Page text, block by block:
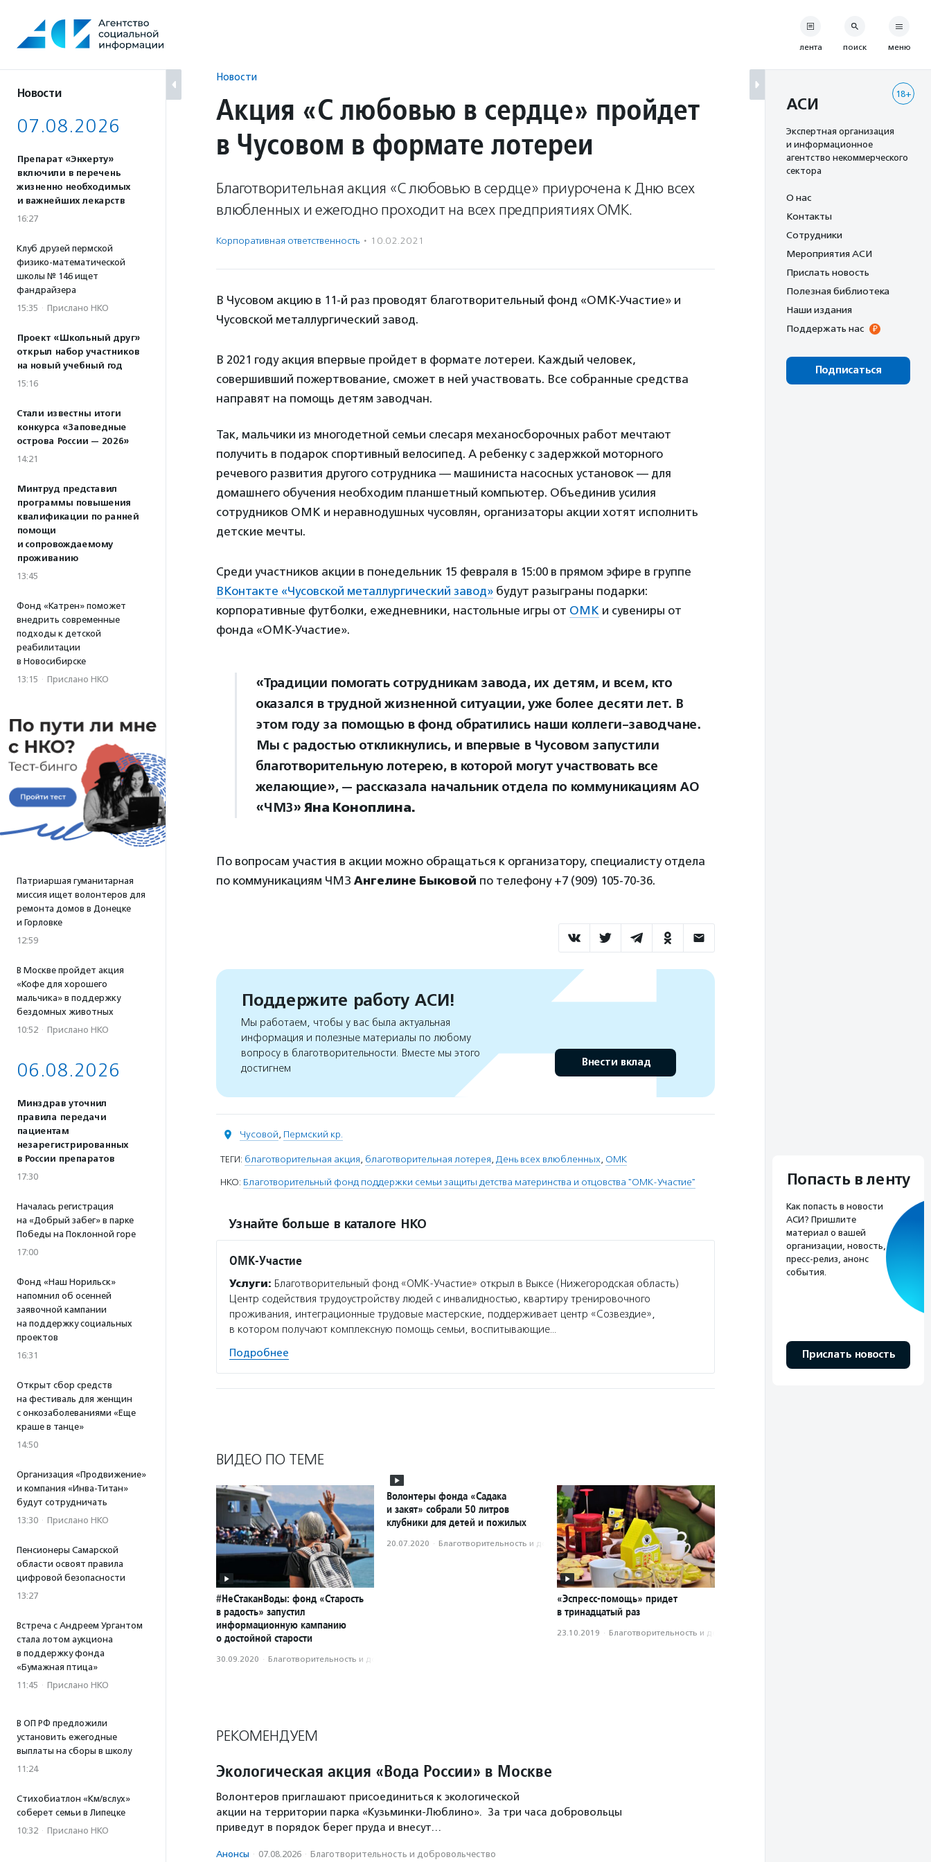
содержанию
Новости
07.08.2026
Препарат «Энхерту»
включили в перечень
жизненно необходимых
и важнейших лекарств
16:27
Клуб друзей пермской
физико-математической
школы № 146 ищет
фандрайзера
15:35 · Прислано НКО
Проект «Школьный друг»
открыл набор участников
на новый учебный год
15:16
Стали известны итоги
конкурса «Заповедные
острова России — 2026»
14:21
Минтруд представил
программы повышения
квалификации по ранней
помощи
и сопровождаемому
проживанию
13:45
Фонд «Катрен» поможет
внедрить современные
подходы к детской
реабилитации
в Новосибирске
13:15 · Прислано НКО
Патриаршая гуманитарная
миссия ищет волонтеров для
ремонта домов в Донецке
и Горловке
12:59
В Москве пройдет акция
«Кофе для хорошего
мальчика» в поддержку
бездомных животных
10:52 · Прислано НКО
06.08.2026
Минздрав уточнил
правила передачи
пациентам
незарегистрированных
в России препаратов
17:30
Началась регистрация
на «Добрый забег» в парке
Победы на Поклонной горе
17:00
Фонд «Наш Норильск»
напомнил об осенней
заявочной кампании
на поддержку социальных
проектов
16:31
Открыт сбор средств
на фестиваль для женщин
с онкозаболеваниями «Еще
краше в танце»
14:50
Организация «Продвижение»
и компания «Инва-Титан»
будут сотрудничать
13:30 · Прислано НКО
Пенсионеры Самарской
области освоят правила
цифровой безопасности
13:27
Встреча с Андреем Ургантом
стала лотом аукциона
в поддержку фонда
«Бумажная птица»
11:45 · Прислано НКО
В ОП РФ предложили
установить ежегодные
выплаты на сборы в школу
11:24
Стихобиатлон «Км/вслух»
соберет семьи в Липецке
10:32 · Прислано НКО
Новости
Акция «С любовью в сердце» пройдет
в Чусовом в формате лотереи
Благотворительная акция «С любовью в сердце» приурочена к Дню всех
влюбленных и ежегодно проходит на всех предприятиях ОМК.
Корпоративная ответственность · 10.02.2021
В Чусовом акцию в 11-й раз проводят благотворительный фонд «ОМК-Участие» и
Чусовской металлургический завод.
В 2021 году акция впервые пройдет в формате лотереи. Каждый человек,
совершивший пожертвование, сможет в ней участвовать. Все собранные средства
направят на помощь детям заводчан.
Так, мальчики из многодетной семьи слесаря механосборочных работ мечтают
получить в подарок спортивный велосипед. А ребенку с задержкой моторного
речевого развития другого сотрудника — машиниста насосных установок — для
домашнего обучения необходим планшетный компьютер. Объединив усилия
сотрудников ОМК и неравнодушных чусовлян, организаторы акции хотят исполнить
детские мечты.
Среди участников акции в понедельник 15 февраля в 15:00 в прямом эфире в группе
ВКонтакте «Чусовской металлургический завод» будут разыграны подарки:
корпоративные футболки, ежедневники, настольные игры от ОМК и сувениры от
фонда «ОМК-Участие».
«Традиции помогать сотрудникам завода, их детям, и всем, кто
оказался в трудной жизненной ситуации, уже более десяти лет. В
этом году за помощью в фонд обратились наши коллеги-заводчане.
Мы с радостью откликнулись, и впервые в Чусовом запустили
благотворительную лотерею, в которой могут участвовать все
желающие», — рассказала начальник отдела по коммуникациям АО
«ЧМЗ» Яна Коноплина.
По вопросам участия в акции можно обращаться к организатору, специалисту отдела
по коммуникациям ЧМЗ Ангелине Быковой по телефону +7 (909) 105-70-36.
Поддержите работу АСИ!
Мы работаем, чтобы у вас была актуальная
информация и полезные материалы по любому
вопросу в благотворительности. Вместе мы этого
достигнем
Внести вклад
Чусовой, Пермский кр.
ТЕГИ: благотворительная акция, благотворительная лотерея, День всех влюбленных, ОМК
НКО: Благотворительный фонд поддержки семьи защиты детства материнства и отцовства "ОМК-Участие"
Узнайте больше в каталоге НКО
ОМК-Участие
Услуги: Благотворительный фонд «ОМК-Участие» открыл в Выксе (Нижегородская область)
Центр содействия трудоустройству людей с инвалидностью, квартиру тренировочного
проживания, интеграционные трудовые мастерские, поддерживает центр «Созвездие»,
в котором получают комплексную помощь семьи, воспитывающие…
Подробнее
ВИДЕО ПО ТЕМЕ
#НеСтаканВоды: фонд «Старость
в радость» запустил
информационную кампанию
о достойной старости
30.09.2020 · Благотвори­тель­ность и доброволь­чест­во
Волонтеры фонда «Садака
и закят» собрали 50 литров
клубники для детей и пожилых
20.07.2020 · Благотвори­тель­ность и доброволь­чест­во
«Эспресс-помощь» придет
в тринадцатый раз
23.10.2019 · Благотвори­тель­ность и доброволь­чест­во
РЕКОМЕНДУЕМ
Экологическая акция «Вода России» в Москве
Волонтеров приглашают присоединиться к экологической
акции на территории парка «Кузьминки-Люблино». За три часа добровольцы
приведут в порядок берег пруда и внесут…
Анонсы · 07.08.2026 · Благотвори­тель­ность и доброволь­чест­во
лента поиск меню
18+
АСИ
Экспертная организация
и информационное
агентство некоммерческого
сектора
О нас
Контакты
Сотрудники
Мероприятия АСИ
Прислать новость
Полезная библиотека
Наши издания
Поддержать нас
Подписаться
Попасть в ленту
Как попасть в новости
АСИ? Пришлите
материал о вашей
организации, новость,
пресс-релиз, анонс
события.
Прислать новость